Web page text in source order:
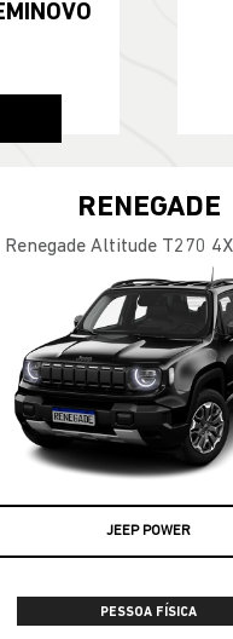
RENEGADE
Renegade Altitude T270
JEEP POWER
PESSOA FÍSICA